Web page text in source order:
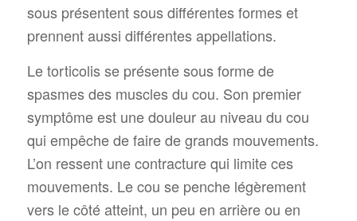
sous présentent sous différentes formes et
prennent aussi différentes appellations.
Le torticolis se présente sous forme de
spasmes des muscles du cou. Son premier
symptôme est une douleur au niveau du cou
qui empêche de faire de grands mouvements.
L’on ressent une contracture qui limite ces
mouvements. Le cou se penche légèrement
vers le côté atteint, un peu en arrière ou en